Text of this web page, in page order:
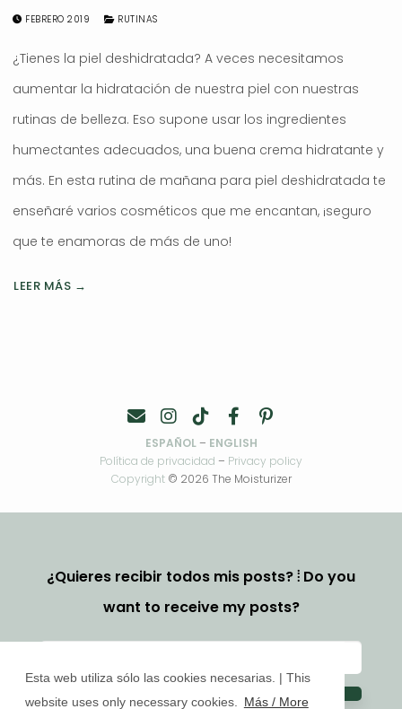
Esta web utiliza sólo las cookies necesarias. | This
website uses only necessary cookies.
Más / More
FEBRERO 2019 RUTINAS
¿Tienes la piel deshidratada? A veces necesitamos
aumentar la hidratación de nuestra piel con nuestras
rutinas de belleza. Eso supone usar los ingredientes
humectantes adecuados, una buena crema hidratante y
más. En esta rutina de mañana para piel deshidratada te
enseñaré varios cosméticos que me encantan, ¡seguro
que te enamoras de más de uno!
LEER MÁS →
ESPAÑOL– ENGLISH
Política de privacidad – Privacy policy
Copyright© 2026 The Moisturizer
¿Quieres recibir todos mis posts? ⦙ Do you
want to receive my posts?